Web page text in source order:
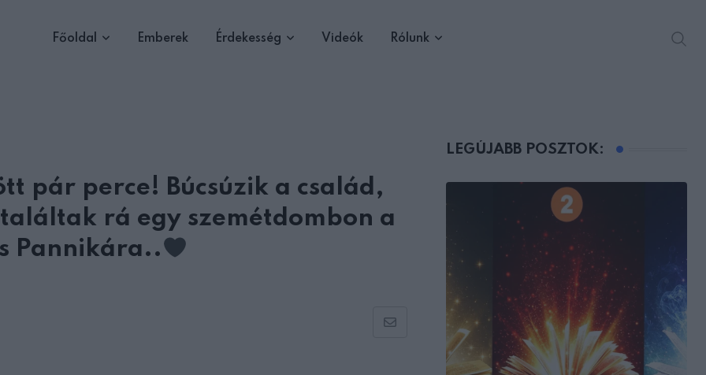
Főoldal Emberek Érdekesség Videók Rólunk
pár perce! Búcsúzik a család,
rá egy szemétdombon a
Pannikára..
Share
LEGÚJABB POSZTOK: